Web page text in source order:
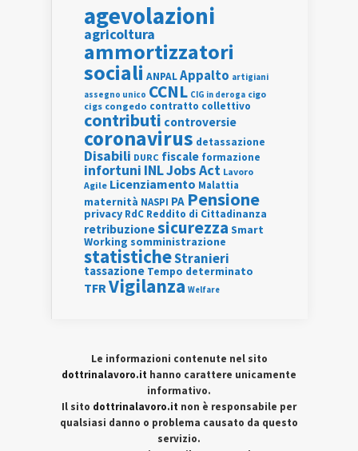
agevolazioni
agricoltura
ammortizzatori
sociali ANPALAppalto artigiani
assegno unico CCNL CIG in deroga cigo
cigs congedo contratto collettivo
contributi controversie
coronavirus detassazione
Disabili DURC fiscale formazione
infortuni INLJobs Act Lavoro
Agile Licenziamento Malattia
maternità NASPI PA Pensione
privacy RdC Reddito di Cittadinanza
retribuzionesicurezza Smart
Working somministrazione
statisticheStranieri
tassazione Tempo determinato
TFRVigilanza Welfare
Le informazioni contenute nel sito
dottrinalavoro.it hanno carattere unicamente
informativo.
Il sito dottrinalavoro.it non è responsabile per
qualsiasi danno o problema causato da questo
servizio.